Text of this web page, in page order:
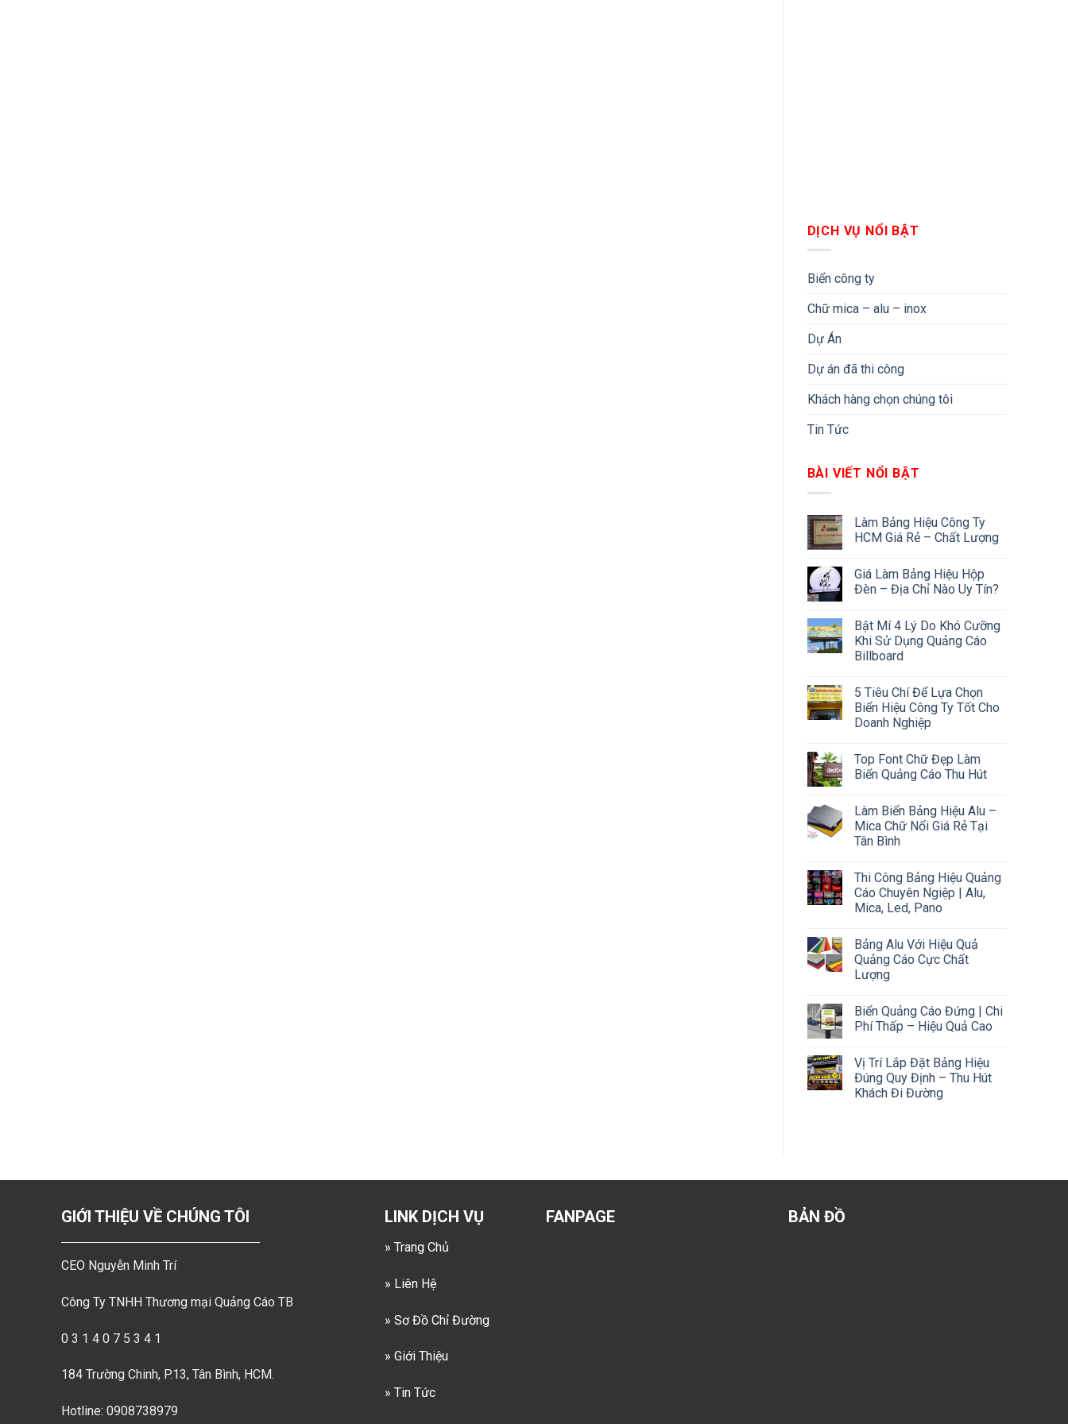
DỊCH VỤ NỔI BẬT
Biển công ty
Chữ mica – alu – inox
Dự Án
Dự án đã thi công
Khách hàng chọn chúng tôi
Tin Tức
BÀI VIẾT NỔI BẬT
Làm Bảng Hiệu Công Ty
HCM Giá Rẻ – Chất Lượng
Giá Làm Bảng Hiệu Hộp
Đèn – Địa Chỉ Nào Uy Tín?
Bật Mí 4 Lý Do Khó Cưỡng
Khi Sử Dụng Quảng Cáo
Billboard
5 Tiêu Chí Để Lựa Chọn
Biển Hiệu Công Ty Tốt Cho
Doanh Nghiệp
Top Font Chữ Đẹp Làm
Biển Quảng Cáo Thu Hút
Làm Biển Bảng Hiệu Alu –
Mica Chữ Nổi Giá Rẻ Tại
Tân Bình
Thi Công Bảng Hiệu Quảng
Cáo Chuyên Ngiệp | Alu,
Mica, Led, Pano
Bảng Alu Với Hiệu Quả
Quảng Cáo Cực Chất
Lượng
Biển Quảng Cáo Đứng | Chi
Phí Thấp – Hiệu Quả Cao
Vị Trí Lắp Đặt Bảng Hiệu
Đúng Quy Định – Thu Hút
Khách Đi Đường
GIỚI THIỆU VỀ CHÚNG TÔI
CEO Nguyễn Minh Trí
Công Ty TNHH Thương mại Quảng Cáo TB
0 3 1 4 0 7 5 3 4 1
184 Trường Chinh, P.13, Tân Bình, HCM.
Hotline: 0908738979
LINK DỊCH VỤ
» Trang Chủ
» Liên Hệ
» Sơ Đồ Chỉ Đường
» Giới Thiệu
» Tin Tức
FANPAGE BẢN ĐỒ